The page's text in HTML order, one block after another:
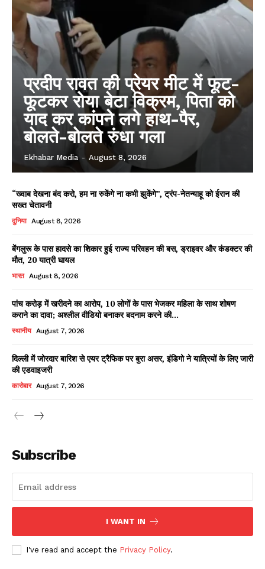
प्रदीप रावत की प्रेयर मीट में फूट-
फूटकर रोया बेटा विक्रम, पिता को
याद कर कांपने लगे हाथ-पैर,
बोलते-बोलते रुंधा गला
Ekhabar Media - August 8, 2026
“ख्वाब देखना बंद करो, हम ना रुकेंगे ना कभी झुकेंगे”, ट्रंप-नेतन्याहू को ईरान की
सख्त चेतावनी
दुनिया August 8, 2026
बेंगलुरू के पास हादसे का शिकार हुई राज्य परिवहन की बस, ड्राइवर और कंडक्टर की
मौत, 20 यात्री घायल
भारत August 8, 2026
पांच करोड़ में खरीदने का आरोप, 10 लोगों के पास भेजकर महिला के साथ शोषण
कराने का दावा; अश्लील वीडियो बनाकर बदनाम करने की...
स्थानीय August 7, 2026
दिल्ली में जोरदार बारिश से एयर ट्रैफिक पर बुरा असर, इंडिगो ने यात्रियों के लिए जारी
की एडवाइजरी
कारोबार August 7, 2026
Subscribe
I WANT IN
I've read and accept the Privacy Policy.